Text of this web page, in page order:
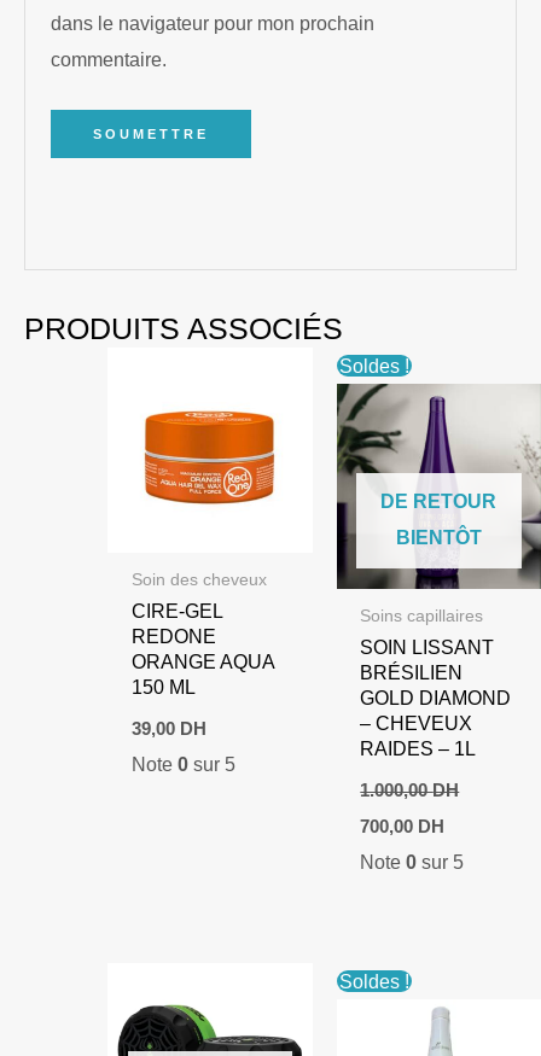
dans le navigateur pour mon prochain
commentaire.
PRODUITS ASSOCIÉS
Soin des cheveux
CIRE-GEL
REDONE
ORANGE AQUA
150 ML
39,00 DH
Note 0sur 5
Soldes !
DE RETOUR
BIENTÔT
Soins capillaires
SOIN LISSANT
BRÉSILIEN
GOLD DIAMOND
– CHEVEUX
RAIDES – 1L
1.000,00DH
Le
prix
initial
700,00 DH
actuel
Note0 sur 5
Soldes !